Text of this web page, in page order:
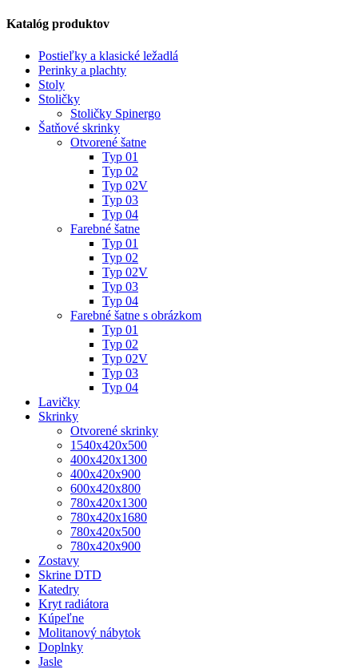
Katalóg produktov
Postieľky a klasické ležadlá
Perinky a plachty
Stoly
Stoličky
Stoličky Spinergo
Šatňové skrinky
Otvorené šatne
Typ 01
Typ 02
Typ 02V
Typ 03
Typ 04
Farebné šatne
Typ 01
Typ 02
Typ 02V
Typ 03
Typ 04
Farebné šatne s obrázkom
Typ 01
Typ 02
Typ 02V
Typ 03
Typ 04
Lavičky
Skrinky
Otvorené skrinky
1540x420x500
400x420x1300
400x420x900
600x420x800
780x420x1300
780x420x1680
780x420x500
780x420x900
Zostavy
Skrine DTD
Katedry
Kryt radiátora
Kúpeľne
Molitanový nábytok
Doplnky
Jasle